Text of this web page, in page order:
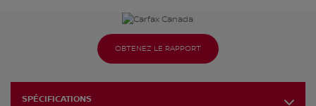
OBTENEZ LE RAPPORT
SPÉCIFICATIONS